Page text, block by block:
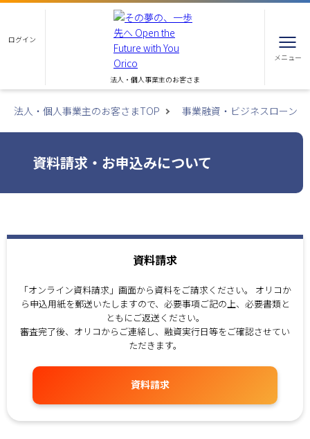
ログイン
法人・個人事業主のお客さま
メニュー
法人・個人事業主のお客さまTOP 事業融資・ビジネスローン
資料請求・お申込みについて
資料請求
「オンライン資料請求」画面から資料をご請求ください。 オリコか
ら申込用紙を郵送いたしますので、必要事項ご記の上、必要書類と
ともにご返送ください。
審査完了後、オリコからご連絡し、融資実行日等をご確認させてい
ただきます。
資料請求